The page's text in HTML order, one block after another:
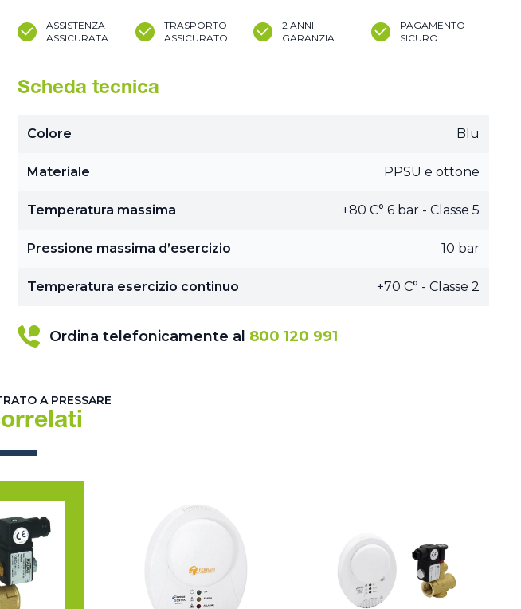
ASSISTENZA
ASSICURATA
TRASPORTO
ASSICURATO
2 ANNI
GARANZIA
PAGAMENTO
SICURO
Scheda tecnica
Colore Blu
Materiale PPSU e ottone
Temperatura massima +80 C° 6 bar - Classe 5
Pressione massima d’esercizio 10 bar
Temperatura esercizio continuo +70 C° - Classe 2
Ordina telefonicamente al 800 120 991
A PRESSARE